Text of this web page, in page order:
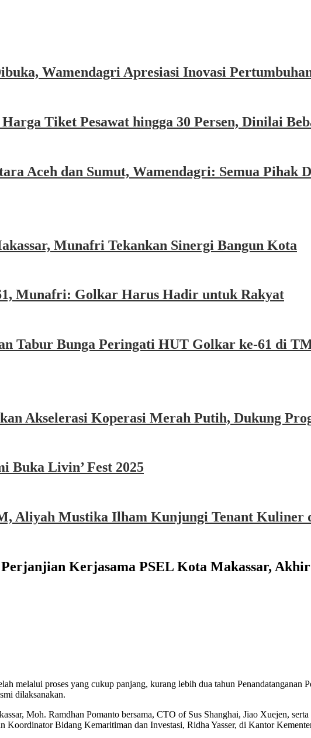
Wamendagri Apresiasi Inovasi
Tiket Pesawat hingga 30 Persen, Dinilai
Aceh dan Sumut, Wamendagri: Semua Pihak
Munafri Tekankan Sinergi Bangun Kota
Munafri: Golkar Harus Hadir untuk Rakyat
Tabur Bunga Peringati HUT Golkar ke-61 di
Akselerasi Koperasi Merah Putih, Dukung
Buka Livin’ Fest 2025
Aliyah Mustika Ilham Kunjungi Tenant Kuliner
Perjanjian Kerjasama PSEL Kota Makassar,
melalui proses yang cukup panjang, kurang lebih dua tahun Penandatanganan
dilaksanakan.
Moh. Ramdhan Pomanto bersama, CTO of Sus Shanghai, Jiao Xuejen,
Koordinator Bidang Kemaritiman dan Investasi, Ridha Yasser, di Kantor